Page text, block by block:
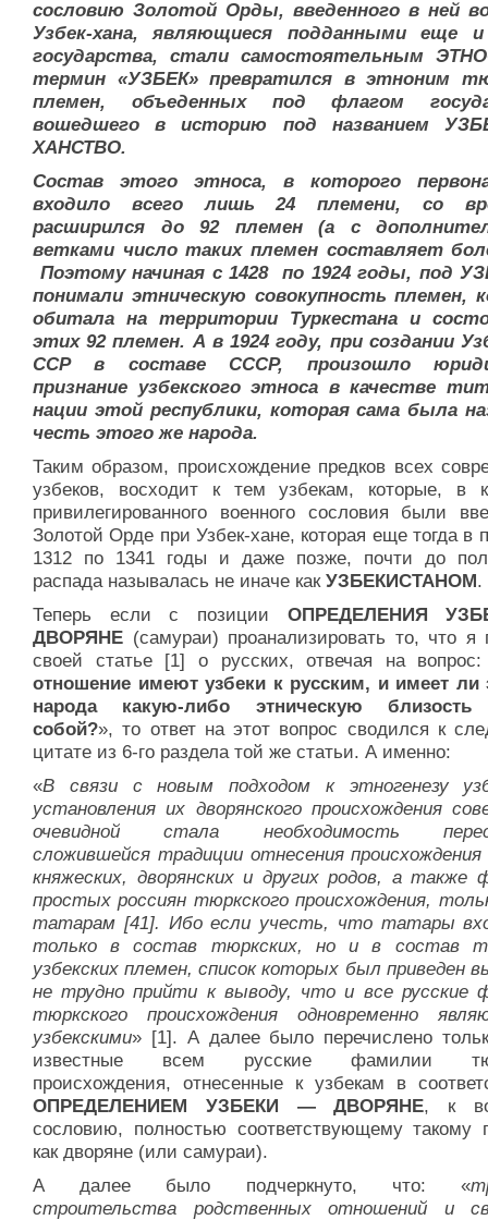
сословию Золотой Орды, введенного в ней
Узбек-хана, являющиеся подданными еще
государства, стали самостоятельным
термин «УЗБЕК» превратился в этноним
племен, объеденных под флагом
вошедшего в историю под названием
ХАНСТВО.
Состав этого этноса, в которого
входило всего лишь 24 племени, со
расширился до 92 племен (а с
ветками число таких племен составляет
Поэтому начиная с 1428 по 1924 годы, под
понимали этническую совокупность племен,
обитала на территории Туркестана и
этих 92 племен. А в 1924 году, при создании
ССР в составе СССР, произошло
признание узбекского этноса в качестве
нации этой республики, которая сама была
честь этого же народа.
Таким образом, происхождение предков всех
узбеков, восходит к тем узбекам, которые, в
привилегированного военного сословия были
Золотой Орде при Узбек-хане, которая еще тогда в
1312 по 1341 годы и даже позже, почти до
распада называлась не иначе как УЗБЕКИСТАНОМ.
Теперь если с позиции ОПРЕДЕЛЕНИЯ
ДВОРЯНЕ (самураи) проанализировать то, что я
своей статье [1] о русских, отвечая на
отношение имеют узбеки к русским, и имеет ли
народа какую-либо этническую
собой?», то ответ на этот вопрос сводился к
цитате из 6-го раздела той же статьи. А именно:
«В связи с новым подходом к этногенезу
установления их дворянского происхождения
очевидной стала необходимость
сложившейся традиции отнесения происхождения
княжеских, дворянских и других родов, а также
простых россиян тюркского происхождения,
татарам [41]. Ибо если учесть, что татары
только в состав тюркских, но и в состав
узбекских племен, список которых был приведен
не трудно прийти к выводу, что и все русские
тюркского происхождения одновременно
узбекскими» [1]. А далее было перечислено
известные всем русские фамилии
происхождения, отнесенные к узбекам в
ОПРЕДЕЛЕНИЕМ УЗБЕКИ — ДВОРЯНЕ, к
сословию, полностью соответствующему такому
как дворяне (или самураи).
А далее было подчеркнуто, что: «
строительства родственных отношений и